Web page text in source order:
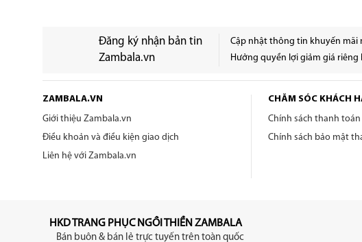
Đăng ký nhận bản tin
Zambala.vn
Cập nhật thông tin khuyến mãi
Hưởng quyền lợi giảm giá riêng
ZAMBALA.VN
Giới thiệu Zambala.vn
Điều khoản và điều kiện giao dịch
Liên hệ với Zambala.vn
CHĂM SÓC KHÁCH
Chính sách thanh toán
Chính sách bảo mật
HKD TRANG PHỤC NGỒI THIỀN ZAMBALA
Bán buôn & bán lẻ trực tuyến trên toàn quốc